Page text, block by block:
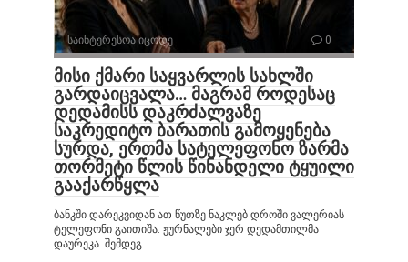
საინტერესოა იცოდე 0
მისი ქმარი საყვარლის სახლში
გარდაიცვალა… მაგრამ როდესაც
დედამისს დაკრძალვაზე
საკრედიტო ბარათის გამოყენება
სურდა, ერთმა სატელეფონო ზარმა
თორმეტი წლის წინანდელი ტყუილი
გააქარწყლა
ბანკში დარეკვიდან ათ წუთზე ნაკლებ დროში ვალერიას
ტელეფონი გაითიშა. ჟურნალები ჯერ დედამთილმა
დაურეკა. შემდეგ